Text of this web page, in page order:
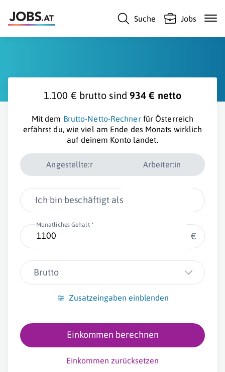
Suche Jobs
1.100 € brutto sind 934 € netto
Mit dem Brutto-Netto-Rechnerfür Österreich
erfährst du, wie viel am Ende des Monats wirklich
auf deinem Konto landet.
Angestellte:r Arbeiter:in
Ich bin beschäftigt als
Monatliches Gehalt *
€
Brutto
Zusatzeingaben einblenden
Einkommen berechnen
Einkommen zurücksetzen